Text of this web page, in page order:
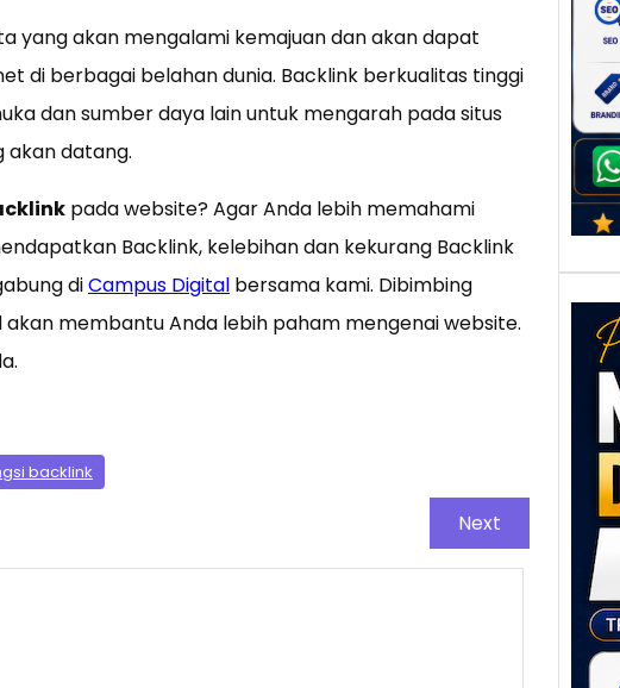
yang akan mengalami kemajuan dan akan dapat
di berbagai belahan dunia. Backlink berkualitas tinggi
dan sumber daya lain untuk mengarah pada situs
akan datang.
pada website? Agar Anda lebih memahami
Backlink, kelebihan dan kekurang Backlink
diCampus Digital bersama kami. Dibimbing
membantu Anda lebih paham mengenai website.
backlink
Next